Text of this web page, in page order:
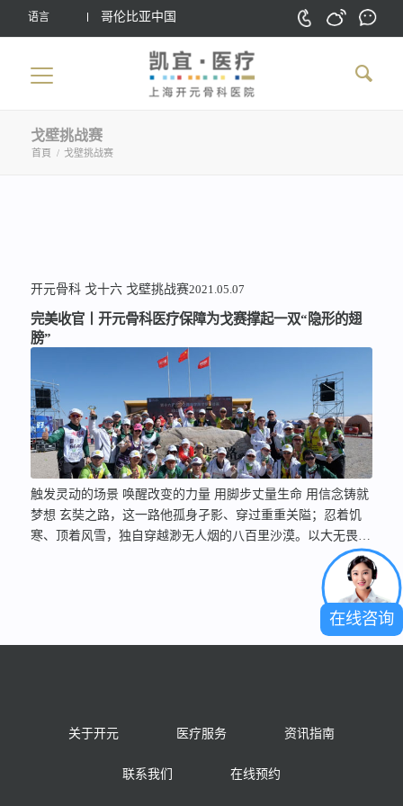
语言 哥伦比亚中国
戈壁挑战赛
首頁 / 戈壁挑战赛
开元骨科 戈十六 戈壁挑战赛2021.05.07
完美收官丨开元骨科医疗保障为戈赛撑起一双“隐形的翅
膀”
触发灵动的场景 唤醒改变的力量 用脚步丈量生命 用信念铸就
梦想 玄奘之路，这一路他孤身孑影、穿过重重关隘；忍着饥
寒、顶着风雪，独自穿越渺无人烟的八百里沙漠。以大无畏的
精神，不惧风险，面对各种挑战，他百折不挠，历经九死一
天3夜的第16届玄奘之路商学院戈壁挑战赛圆满落下帷幕，…
关于开元 医疗服务 资讯指南
联系我们 在线预约
在线咨询